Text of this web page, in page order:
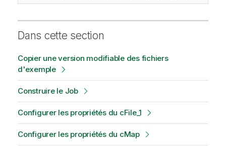
Dans cette section
Copier une version modifiable des fichiers
d'exemple
Construire le Job
Configurer les propriétés du cFile_1
Configurer les propriétés du cMap